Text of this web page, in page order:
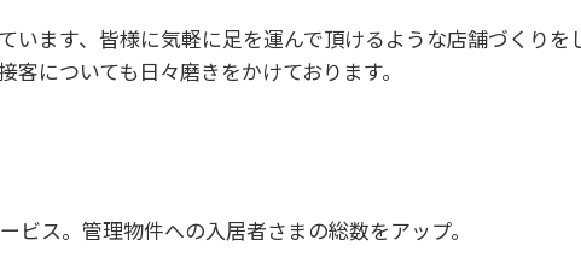
います、皆様に気軽に足を運んで頂けるような店舗づくりを
についても日々磨きをかけております。
ス。管理物件への入居者さまの総数をアップ。